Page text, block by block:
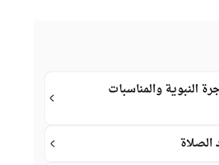
النبوية والمناسبات
الصلاة